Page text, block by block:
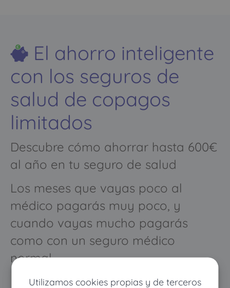
Utilizamos cookies propias y de terceros
El ahorro inteligente
con los seguros de
salud de copagos
limitados
Descubre cómo ahorrar hasta 600€
al año en tu seguro de salud
Los meses que vayas poco al
médico pagarás muy poco, y
cuando vayas mucho pagarás
como con un seguro médico
normal